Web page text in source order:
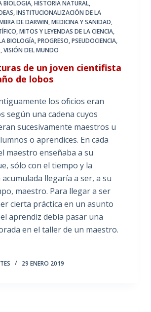
BIOLOGIA,HISTORIA NATURAL,
,INSTITUCIONALIZACIÓN DE LA
DE DARWIN,MEDICINA Y SANIDAD,
,MITOS Y LEYENDAS DE LA CIENCIA,
BIOLOGÍA,PROGRESO,PSEUDOCIENCIA,
,VISIÓN DEL MUNDO
de un joven cientifista
de lobos
los oficios eran
según una cadena cuyos
sucesivamente maestros u
o aprendices. En cada
maestro enseñaba a su
sólo con el tiempo y la
llegaría a ser, a su
maestro. Para llegar a ser
cierta práctica en un asunto
aprendiz debía pasar una
en el taller de un maestro.
29 ENERO 2019